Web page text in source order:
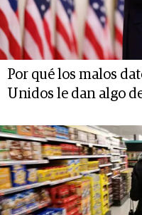
Por qué los malos
Unidos le dan algo